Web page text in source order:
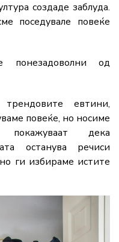
создаде заблуда.
поседувале повеќе
од
евтини,
повеќе, но носиме
покажуваат дека
останува речиси
ги избираме истите